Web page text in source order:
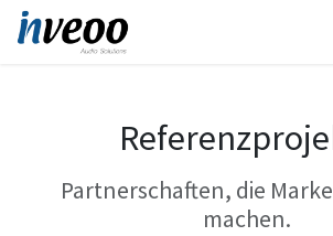
Zum Inhalt springen
Partnerschaften, die
machen.